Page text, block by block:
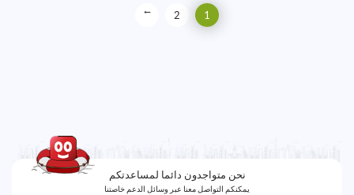
1
2
→
نحن متواجدون دائما لمساعدتكم
يمكنكم التواصل معنا عبر وسائل الدعم خاصتنا